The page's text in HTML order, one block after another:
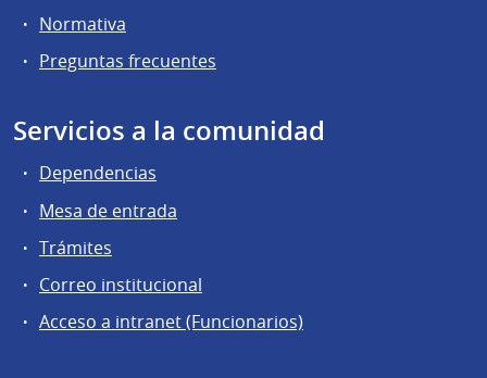
Normativa
Preguntas frecuentes
Servicios a la comunidad
Dependencias
Mesa de entrada
Trámites
Correo institucional
Acceso a intranet (Funcionarios)